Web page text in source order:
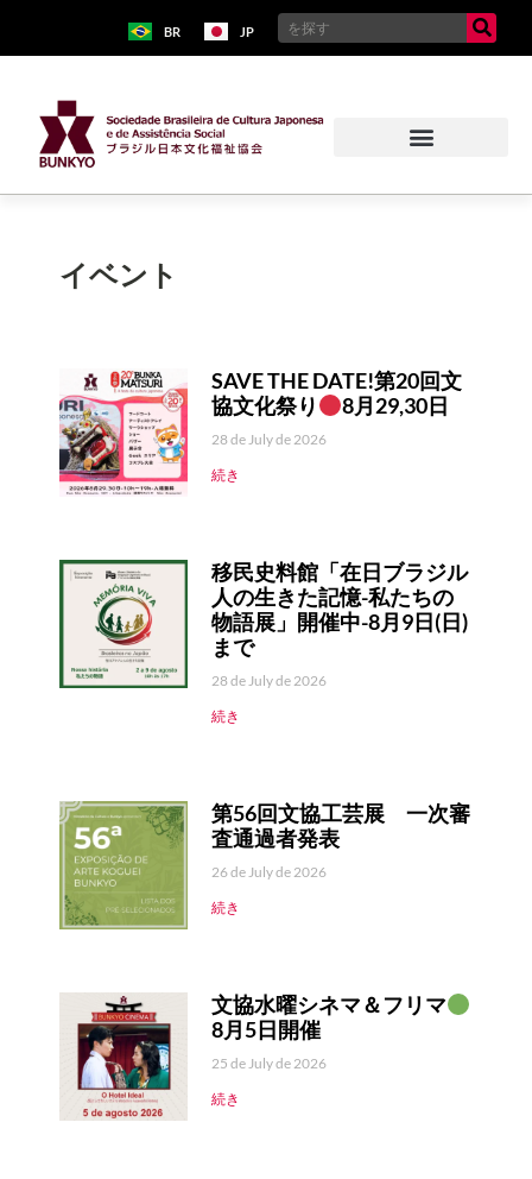
BR JP
イベント
SAVE THE DATE!第20回文
協文化祭り
8月29,30日
28 de July de 2026
続き
移民史料館「在日ブラジル
人の生きた記憶-私たちの
物語展」開催中-8月9日(日)
まで
28 de July de 2026
続き
第56回文協工芸展 一次審
査通過者発表
26 de July de 2026
続き
文協水曜シネマ＆フリマ
8月5日開催
25 de July de 2026
続き